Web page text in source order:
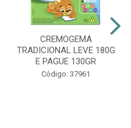
CREMOGEMA
TRADICIONAL LEVE 180G
E PAGUE 130GR
Código: 37961